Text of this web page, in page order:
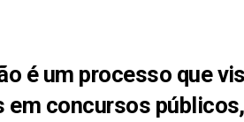
é um processo que
em concursos